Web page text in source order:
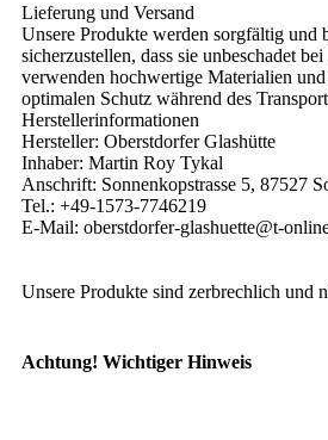
Lieferung und Versand
Unsere Produkte werden sorgfältig und
sicherzustellen, dass sie unbeschadet
verwenden hochwertige Materialien
optimalen Schutz während des
Herstellerinformationen
Hersteller: Oberstdorfer Glashütte
Inhaber: Martin Roy Tykal
Anschrift: Sonnenkopstrasse 5, 87527
Tel.: +49-1573-7746219
E-Mail: oberstdorfer-glashuette@t-
Unsere Produkte sind zerbrechlich und
Achtung! Wichtiger Hinweis